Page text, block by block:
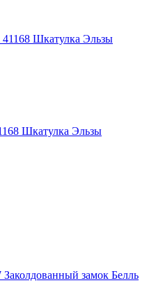
Шкатулка Эльзы